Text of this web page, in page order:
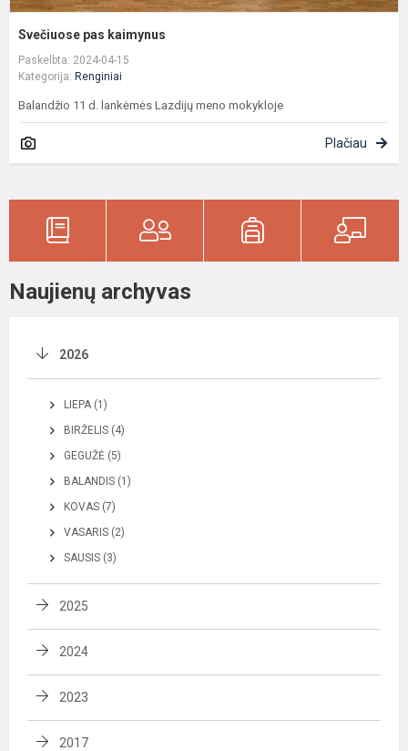
Svečiuose pas kaimynus
Paskelbta: 2024-04-15
Kategorija: Renginiai
Balandžio 11 d. lankėmės Lazdijų meno mokykloje
Plačiau
Naujienų archyvas
2026
LIEPA (1)
BIRŽELIS (4)
GEGUŽĖ (5)
BALANDIS (1)
KOVAS (7)
VASARIS (2)
SAUSIS (3)
2025
2024
2023
2017